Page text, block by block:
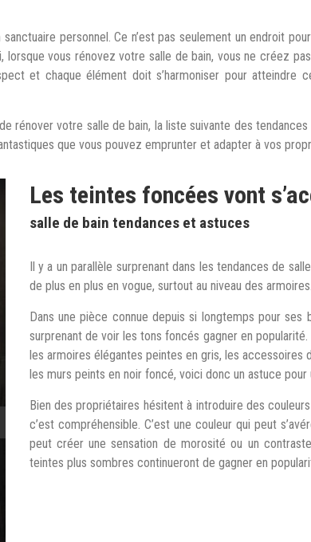
personnel. Ce n’est pas seulement un endroit
vous rénovez votre salle de bain, vous ne créez
et chaque élément doit s’harmoniser pour atteindre
rénover votre salle de bain, la liste suivante des
que vous pouvez emprunter et adapter à vos
Les teintes foncées vont
salle de bain tendances et astuces
Il y a un parallèle surprenant dans les tendances de
de plus en plus en vogue, surtout au niveau des armoires.
Dans une pièce connue depuis si longtemps pour
surprenant de voir les tons foncés gagner en
les armoires élégantes peintes en gris, les
les murs peints en noir foncé, voici donc un astuce pour
Bien des propriétaires hésitent à introduire des
c’est compréhensible. C’est une couleur qui peut
peut créer une sensation de morosité ou un
teintes plus sombres continueront de gagner en